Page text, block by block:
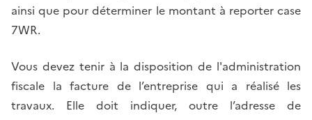
ainsi que pour déterminer le montant à reporter case
7WR.
Vous devez tenir à la disposition de l'administration
fiscale la facture de l’entreprise qui a réalisé les
travaux. Elle doit indiquer, outre l’adresse de